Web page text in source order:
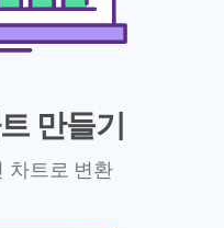
만들기
차트로 변환